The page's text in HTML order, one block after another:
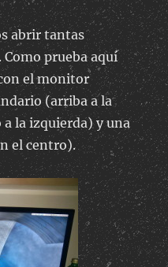
abrir tantas
prueba aquí
el monitor
(arriba a la
la izquierda) y una
el centro).